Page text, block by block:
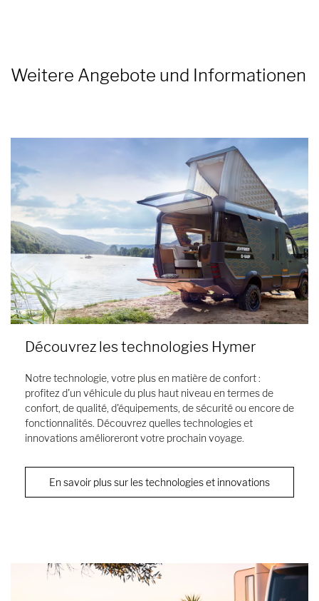
Weitere Angebote und Informationen
Découvrez les technologies Hymer
Notre technologie, votre plus en matière de confort :
profitez d'un véhicule du plus haut niveau en termes de
confort, de qualité, d'équipements, de sécurité ou encore de
fonctionnalités. Découvrez quelles technologies et
innovations amélioreront votre prochain voyage.
En savoir plus sur les technologies et innovations